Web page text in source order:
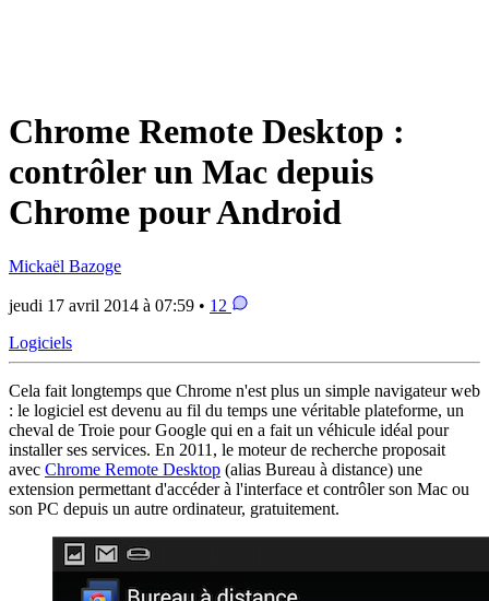
Chrome Remote Desktop :
contrôler un Mac depuis
Chrome pour Android
Mickaël Bazoge
jeudi 17 avril 2014 à 07:59 • 12
Logiciels
Cela fait longtemps que Chrome n'est plus un simple navigateur web
: le logiciel est devenu au fil du temps une véritable plateforme, un
cheval de Troie pour Google qui en a fait un véhicule idéal pour
installer ses services. En 2011, le moteur de recherche proposait
avec Chrome Remote Desktop (alias Bureau à distance) une
extension permettant d'accéder à l'interface et contrôler son Mac ou
son PC depuis un autre ordinateur, gratuitement.